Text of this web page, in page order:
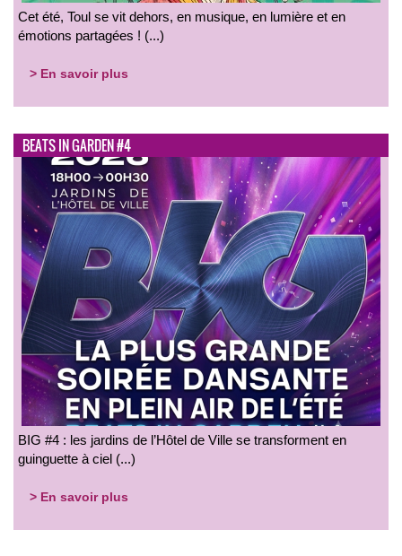
Cet été, Toul se vit dehors, en musique, en lumière et en
émotions partagées ! (...)
> En savoir plus
BEATS IN GARDEN #4
BIG #4 : les jardins de l’Hôtel de Ville se transforment en
guinguette à ciel (...)
> En savoir plus